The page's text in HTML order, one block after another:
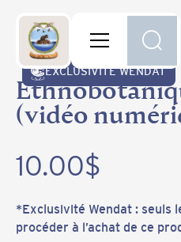
Retour à la boutique
EXCLUSIVITÉ WENDAT
Publications et produits
(vidéo
10.00$
*Exclusivité Wendat : seuls
procéder à l’achat de ce